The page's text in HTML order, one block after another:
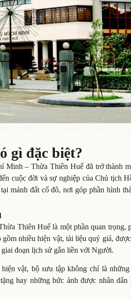
gì đặc biệt?
Minh – Thừa Thiên Huế đã trở thành
cuộc đời và sự nghiệp của Chủ tịch
mảnh đất cố đô, nơi góp phần hình
Thiên Huế là một phần quan trọng,
nhiều hiện vật, tài liệu quý giá,
đoạn lịch sử gắn liền với Người.
vật, bộ sưu tập không chỉ là
hay những bức ảnh được nhân